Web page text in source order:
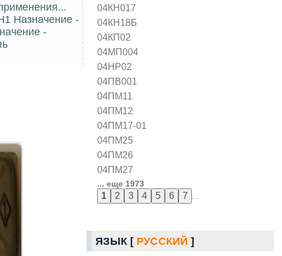
04КН017
04КН18Б
04КП02
04МП004
04НР02
04ПВ001
04ПМ11
04ПМ12
04ПМ17-01
04ПМ25
04ПМ26
04ПМ27
... еще 1973
ЯЗЫК [ РУССКИЙ ]
Назначение -
-